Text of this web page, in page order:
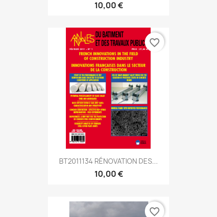
10,00 €
BT2011134 RÉNOVATION DES...
10,00 €
favorite_border
favorite_border